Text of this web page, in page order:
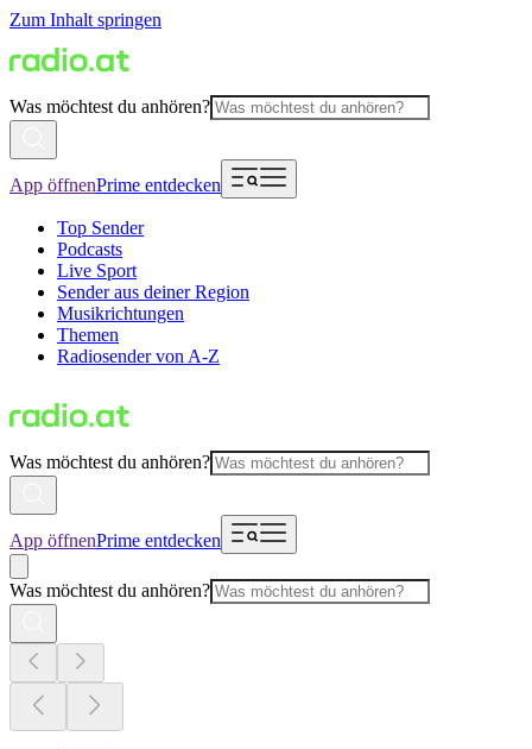
Zum Inhalt springen
Was möchtest du anhören?
App öffnenPrime entdecken
Top Sender
Podcasts
Live Sport
Sender aus deiner Region
Musikrichtungen
Themen
Radiosender von A-Z
Was möchtest du anhören?
App öffnenPrime entdecken
Was möchtest du anhören?